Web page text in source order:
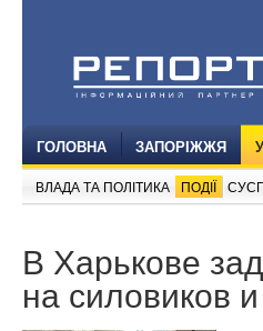
ГОЛОВНА ЗАПОРІЖЖЯ
ВЛАДА ТА ПОЛІТИКА ПОДІЇ
В Харькове
на силовиков